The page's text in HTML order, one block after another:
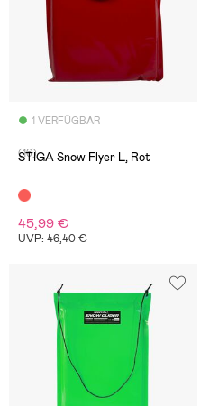
1 VERFÜGBAR
(16)
STIGA Snow Flyer L, Rot
45,99 €
UVP: 46,40 €